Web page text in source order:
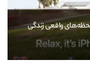
واقعی زندگی